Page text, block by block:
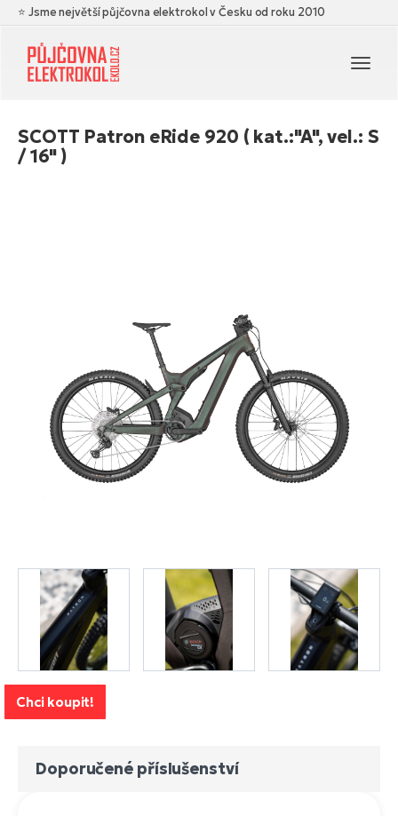
⭐ Jsme největší půjčovna elektrokol v Česku od roku 2010
SCOTT Patron eRide 920 ( kat.:"A", vel.: S
/ 16" )
Chci koupit!
Doporučené příslušenství